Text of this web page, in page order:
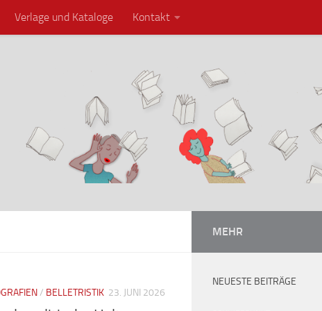
Verlage und Kataloge Kontakt
/ BELLETRISTIK 23. JUNI 2026
MEHR
NEUESTE BEITRÄGE